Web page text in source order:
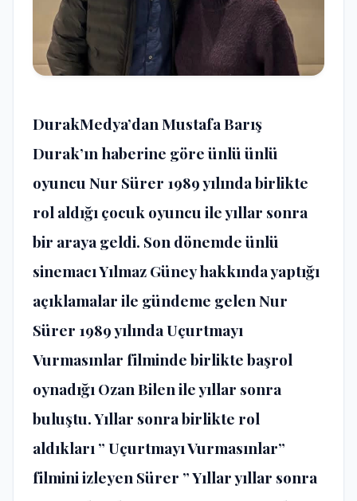
DurakMedya’dan Mustafa Barış
Durak’ın haberine göre ünlü ünlü
oyuncu Nur Sürer 1989 yılında birlikte
rol aldığı çocuk oyuncu ile yıllar sonra
bir araya geldi. Son dönemde ünlü
sinemacı Yılmaz Güney hakkında yaptığı
açıklamalar ile gündeme gelen Nur
Sürer 1989 yılında Uçurtmayı
Vurmasınlar filminde birlikte başrol
oynadığı Ozan Bilen ile yıllar sonra
buluştu. Yıllar sonra birlikte rol
aldıkları ” Uçurtmayı Vurmasınlar”
filmini izleyen Sürer ” Yıllar yıllar sonra